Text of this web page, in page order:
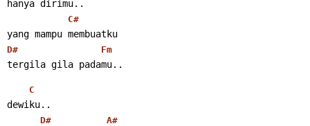
hanya dirimu..
C#
yang mampu membuatku
D# Fm
tergila gila padamu..
C
dewiku..
D# A#